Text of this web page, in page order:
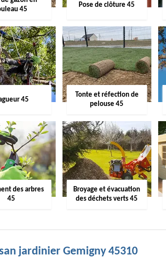
45
Pose de clôture 45
45
Tonte et réfection de
pelouse 45
des arbres
45
Broyage et évacuation
des déchets verts 45
jardinier Gemigny 45310